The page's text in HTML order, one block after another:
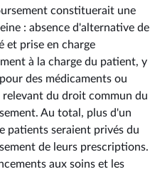
constituerait une
: absence d'alternative de
et prise en charge
à la charge du patient, y
des médicaments ou
relevant du droit commun du
Au total, plus d'un
patients seraient privés du
de leurs prescriptions.
aux soins et les